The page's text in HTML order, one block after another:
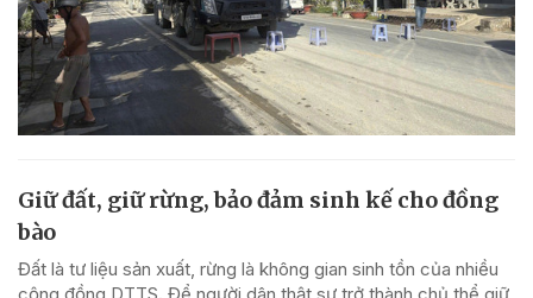
Giữ đất, giữ rừng, bảo đảm sinh kế cho đồng
bào
Đất là tư liệu sản xuất, rừng là không gian sinh tồn của nhiều